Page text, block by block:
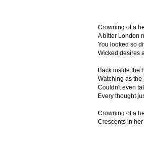
Crowning of a
A bitter London
You looked so
Wicked desires
Back inside the
Watching as
Couldn't even
Every thought
Crowning of a
Crescents in